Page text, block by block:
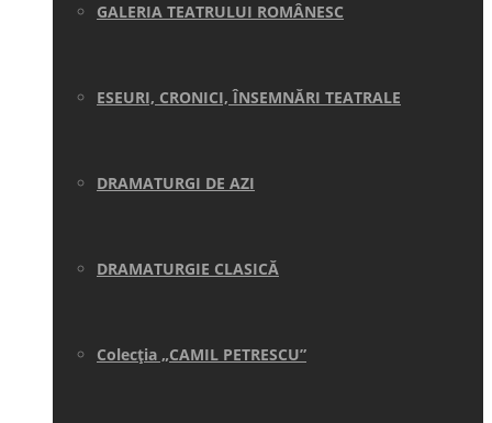
GALERIA TEATRULUI ROMÂNESC
ESEURI, CRONICI, ÎNSEMNĂRI TEATRALE
DRAMATURGI DE AZI
DRAMATURGIE CLASICĂ
Colecţia „CAMIL PETRESCU”